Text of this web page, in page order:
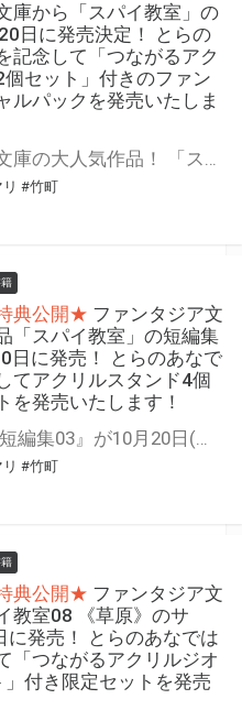
庫から「スパイ教室」の
日に発売決定！ とらの
記念して「つながるアク
個セット」付きのファン
ルパックを発売いたしま
ファンタジア文庫の大人気作品！ 「スパイ教室」の最新9巻が1月20日(金)に発売決定！ とらのあなでは発売を記念して「つながるアクリルジオラマ2個セット」付きのファンタジアスペシャルパックを発売いたします！ 是非この機会にお買い求めください！
#竹町
典公開★ ファンタジア文
「スパイ教室」の短編集
日に発売！ とらのあなで
てアクリルスタンド4個
を発売いたします！
『スパイ教室 短編集03』が10月20日(木)に発売！ とらのあなでは発売を記念して「アクリルスタンド4個付き限定セット」を発売いたします！ 是非この機会にお買い求めください！
#竹町
典公開★ ファンタジア文
教室08 《草原》のサ
に発売！ とらのあなでは
「つながるアクリルジオ
付き限定セットを発売